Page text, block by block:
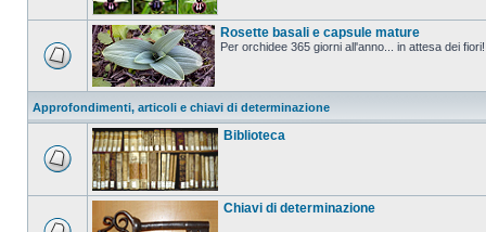
Rosette basali e capsule mature
Per orchidee 365 giorni all'anno... in attesa dei fiori!
Approfondimenti, articoli e chiavi di determinazione
Biblioteca
Chiavi di determinazione